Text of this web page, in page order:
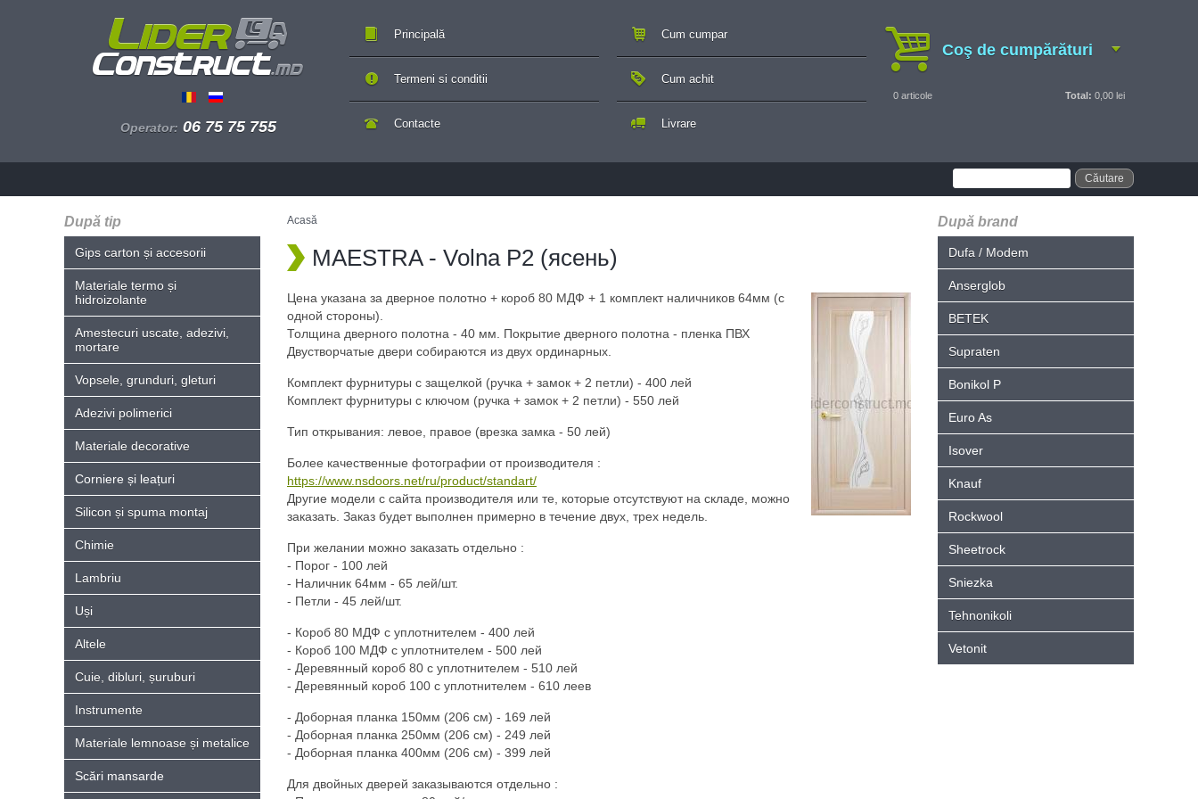
Operator: 06 75 75 755
Principală
Contacte
Cum cumpar
Cum achit
Livrare
Termeni si conditii
Coş de cumpărături
0 articole Total: 0,00 lei
După tip
Gips carton și accesorii
Materiale termo și
hidroizolante
Amestecuri uscate, adezivi,
mortare
Vopsele, grunduri, gleturi
Adezivi polimerici
Materiale decorative
Corniere și leațuri
Silicon și spuma montaj
Chimie
Lambriu
Uși
Altele
Cuie, dibluri, șuruburi
Instrumente
Materiale lemnoase și metalice
Scări mansarde
Acasă
MAESTRA - Volna P2 (ясень)
Цена указана за дверное полотно + короб 80 МДФ + 1 комплект наличников 64мм (с
одной стороны).
Толщина дверного полотна - 40 мм. Покрытие дверного полотна - пленка ПВХ
Двустворчатые двери собираются из двух ординарных.
Комплект фурнитуры с защелкой (ручка + замок + 2 петли) - 400 лей
Комплект фурнитуры с ключом (ручка + замок + 2 петли) - 550 лей
Тип открывания: левое, правое (врезка замка - 50 лей)
Более качественные фотографии от производителя :
https://www.nsdoors.net/ru/product/standart/
Другие модели с сайта производителя или те, которые отсутствуют на складе, можно
заказать. Заказ будет выполнен примерно в течение двух, трех недель.
При желании можно заказать отдельно :
- Порог - 100 лей
- Hаличник 64мм - 65 лей/шт.
- Петли - 45 лей/шт.
- Короб 80 МДФ с уплотнителем - 400 лей
- Короб 100 МДФ с уплотнителем - 500 лей
- Деревянный короб 80 с уплотнителем - 510 лей
- Деревянный короб 100 с уплотнителем - 610 леев
- Доборная планка 150мм (206 см) - 169 лей
- Доборная планка 250мм (206 см) - 249 лей
- Доборная планка 400мм (206 см) - 399 лей
Для двойных дверей заказываются отдельно :
După brand
Dufa / Modem
Anserglob
BETEK
Supraten
Bonikol P
Euro As
Isover
Knauf
Rockwool
Sheetrock
Sniezka
Tehnonikoli
Vetonit